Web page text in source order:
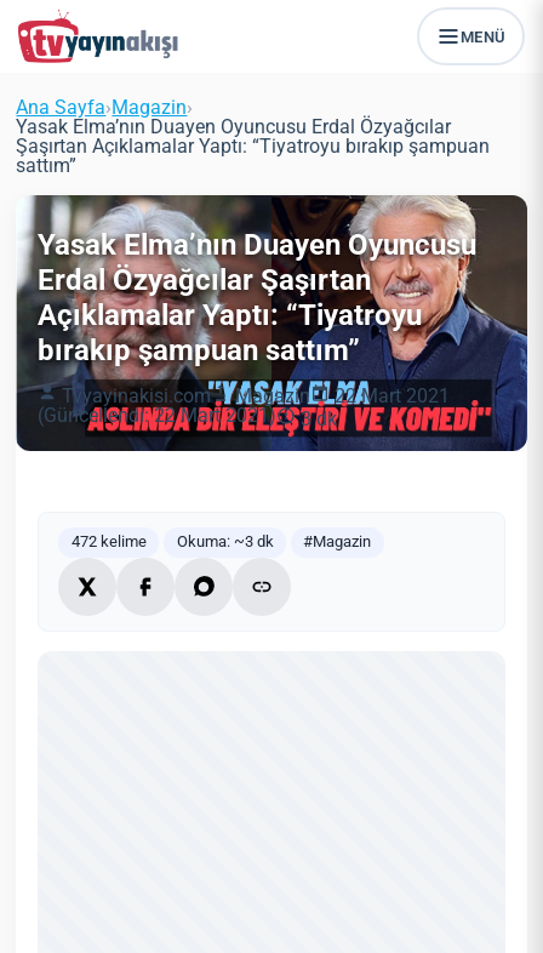
MENÜ
Ana Sayfa›Magazin›
Yasak Elma’nın Duayen Oyuncusu Erdal Özyağcılar
Şaşırtan Açıklamalar Yaptı: “Tiyatroyu bırakıp şampuan
sattım”
Yasak Elma’nın Duayen Oyuncusu
Erdal Özyağcılar Şaşırtan
Açıklamalar Yaptı: “Tiyatroyu
bırakıp şampuan sattım”
Tvyayinakisi.com Magazin
22 Mart 2021
(Güncellendi: 22 Mart 2021)
3 dk
472 kelime Okuma: ~3 dk #Magazin